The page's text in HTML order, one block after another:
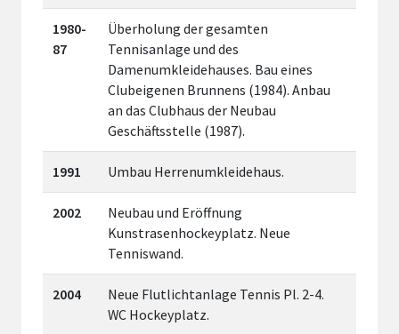
1980-
87
Überholung der gesamten
Tennisanlage und des
Damenumkleidehauses. Bau eines
Clubeigenen Brunnens (1984). Anbau
an das Clubhaus der Neubau
Geschäftsstelle (1987).
1991 Umbau Herrenumkleidehaus.
2002
Neubau und Eröffnung
Kunstrasenhockeyplatz. Neue
Tenniswand.
2004
Neue Flutlichtanlage Tennis Pl. 2-4.
WC Hockeyplatz.